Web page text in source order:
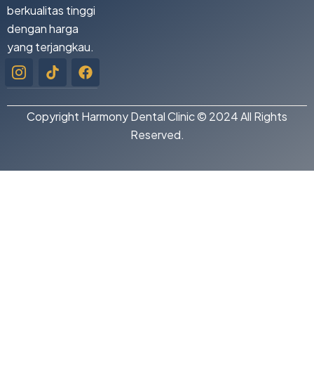
berkualitas tinggi
dengan harga
yang terjangkau.
Icon-
instagram-
1
TiktokFacebook
Copyright Harmony Dental Clinic © 2024 All Rights
Reserved.